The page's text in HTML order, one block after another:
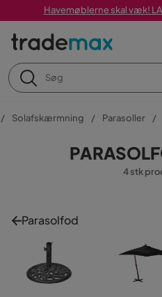
Havemøblerne skal væk!
Solafskærmning Parasoller
4 stk
Parasolfod